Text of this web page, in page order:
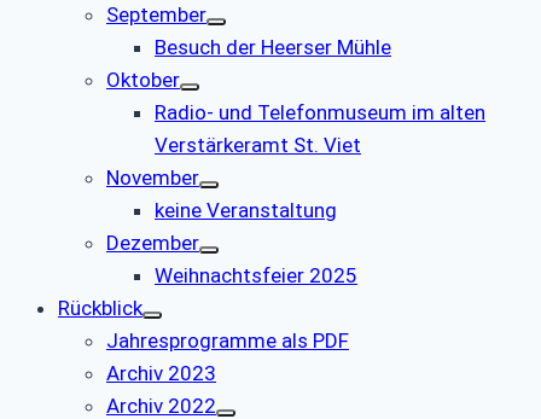
September
Besuch der Heerser Mühle
Oktober
Radio- und Telefonmuseum im alten
Verstärkeramt St. Viet
November
keine Veranstaltung
Dezember
Weihnachtsfeier 2025
Rückblick
Jahresprogramme als PDF
Archiv 2023
Archiv 2022